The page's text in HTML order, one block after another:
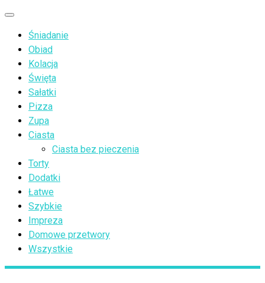
Przejdź
treści
Menu
Śniadanie
Obiad
Kolacja
Święta
Sałatki
Pizza
Zupa
Ciasta
Ciasta bez pieczenia
Torty
Dodatki
Łatwe
Szybkie
Impreza
Domowe przetwory
Wszystkie